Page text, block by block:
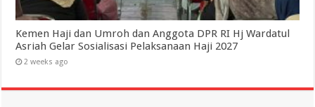
Kemen Haji dan Umroh dan Anggota DPR RI Hj Wardatul
Asriah Gelar Sosialisasi Pelaksanaan Haji 2027
2 weeks ago